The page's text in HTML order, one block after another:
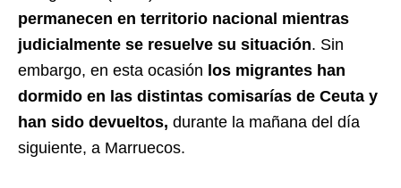
permanecen en territorio nacional mientras
judicialmente se resuelve su situación. Sin
embargo, en esta ocasión los migrantes han
dormido en las distintas comisarías de Ceuta y
han sido devueltos, durante la mañana del día
siguiente, a Marruecos.